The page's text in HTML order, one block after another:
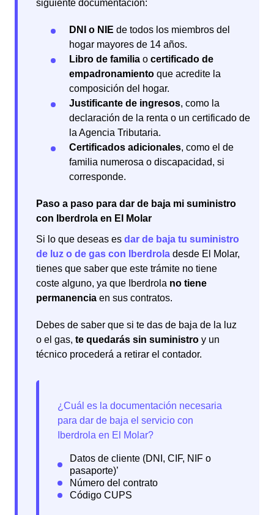
siguiente documentación:
DNI o NIE de todos los miembros del
hogar mayores de 14 años.
Libro de familia o certificado de
empadronamiento que acredite la
composición del hogar.
Justificante de ingresos, como la
declaración de la renta o un certificado de
la Agencia Tributaria.
Certificados adicionales, como el de
familia numerosa o discapacidad, si
corresponde.
Paso a paso para dar de baja mi suministro
con Iberdrola en El Molar
Si lo que deseas es dar de baja tu suministro
de luz o de gas con Iberdrola desde El Molar,
tienes que saber que este trámite no tiene
coste alguno, ya que Iberdrola no tiene
permanencia en sus contratos.
Debes de saber que si te das de baja de la luz
o el gas, te quedarás sin suministro y un
técnico procederá a retirar el contador.